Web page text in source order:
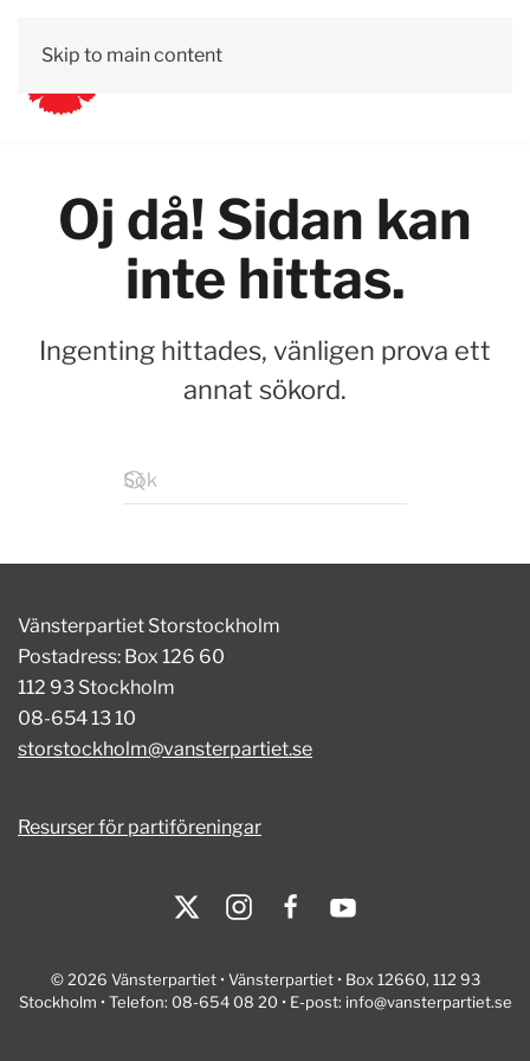
Skip to main content
Oj då! Sidan kan
inte hittas.
Ingenting hittades, vänligen prova ett
annat sökord.
Vänsterpartiet Storstockholm
Postadress: Box 126 60
112 93 Stockholm
08-654 13 10
storstockholm@vansterpartiet.se
Resurser för partiföreningar
© 2026 Vänsterpartiet • Vänsterpartiet • Box 12660, 112 93
Stockholm • Telefon: 08-654 08 20 • E-post: info@vansterpartiet.se